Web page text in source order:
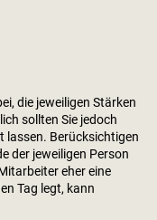
die jeweiligen Stärken
sollten Sie jedoch
lassen. Berücksichtigen
der jeweiligen Person
eher eine
Tag legt, kann